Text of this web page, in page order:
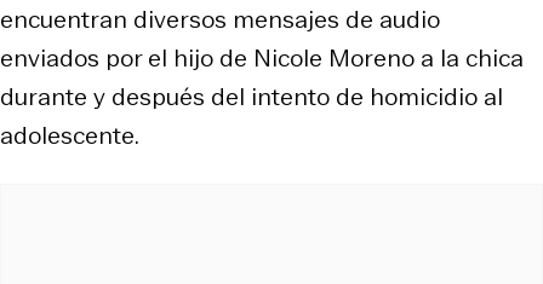
encuentran diversos mensajes de audio
enviados por el hijo de Nicole Moreno a la chica
durante y después del intento de homicidio al
adolescente.